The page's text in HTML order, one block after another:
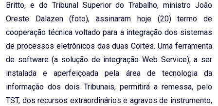
Britto, e do Tribunal Superior do Trabalho, ministro João
Oreste Dalazen (foto), assinaram hoje (20) termo de
cooperação técnica voltado para a integração dos sistemas
de processos eletrônicos das duas Cortes. Uma ferramenta
de software (a solução de integração Web Service), a ser
instalada e aperfeiçoada pela área de tecnologia da
informação dos dois Tribunais, permitirá a remessa, pelo
TST, dos recursos extraordinários e agravos de instrumento,